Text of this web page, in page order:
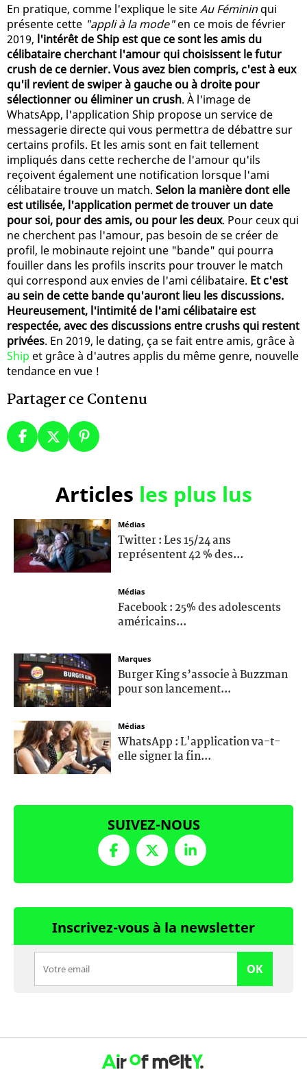
En pratique, comme l'explique le siteAu Fémininqui
présente cette "appli à la mode"en ce mois de février
2019, l'intérêt de Ship est que ce sont les amis du
célibataire cherchant l'amour qui choisissent le futur
crush de ce dernier. Vous avez bien compris, c'est à eux
qu'il revient de swiper à gauche ou à droite pour
sélectionner ou éliminer un crush. À l'image de
WhatsApp, l'application Ship propose un service de
messagerie directe qui vous permettra de débattre sur
certains profils. Et les amis sont en fait tellement
impliqués dans cette recherche de l'amour qu'ils
reçoivent également une notification lorsque l'ami
célibataire trouve un match. Selon la manière dont elle
est utilisée, l'application permet de trouver un date
pour soi, pour des amis, ou pour les deux. Pour ceux qui
ne cherchent pas l'amour, pas besoin de se créer de
profil, le mobinaute rejoint une "bande" qui pourra
fouiller dans les profils inscrits pour trouver le match
qui correspond aux envies de l'ami célibataire. Et c'est
au sein de cette bande qu'auront lieu les discussions.
Heureusement, l'intimité de l'ami célibataire est
respectée, avec des discussions entre crushs qui restent
privées. En 2019, le dating, ça se fait entre amis, grâce à
Ship et grâce à d'autres applis du même genre, nouvelle
tendance en vue !
Partager ce Contenu
Articles les plus lus
Médias
Twitter : Les 15/24 ans
représentent 42 % des...
Médias
Facebook : 25% des adolescents
américains...
Marques
Burger King s’associe à Buzzman
pour son lancement...
Médias
WhatsApp : L'application va-t-
elle signer la fin...
SUIVEZ-NOUS
Inscrivez-vous à la newsletter
OK